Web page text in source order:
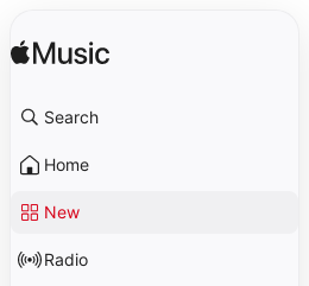
Search
Home
New
Radio